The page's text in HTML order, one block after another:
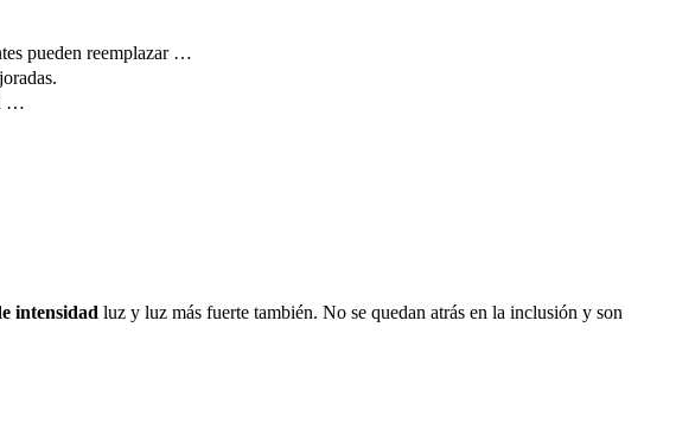
pueden reemplazar …
…
intensidad luz y luz más fuerte también. No se quedan atrás en la inclusión y son